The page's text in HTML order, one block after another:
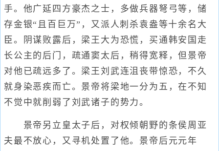
手。他广延四方豪杰之士，多做兵器弩弓等，储
存金银“且百巨万”，又派人刺杀袁盎等十余名大
臣。阴谋败露后，梁王大为恐慌，买通韩安国走
长公主的后门，疏通窦太后，稍得宽释，但景帝
对他已疏远多了。梁王刘武连沮丧带惊恐，不久
就身染恶疾而亡。景帝将梁地一分为五，在不知
不觉中就削弱了刘武诸子的势力。
景帝另立皇太子后，对权倾朝野的条侯周亚
夫最不放心，又寻机处置了他。景帝后元元年